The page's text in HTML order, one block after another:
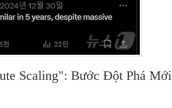
Scaling": Bước Đột Phá Mới